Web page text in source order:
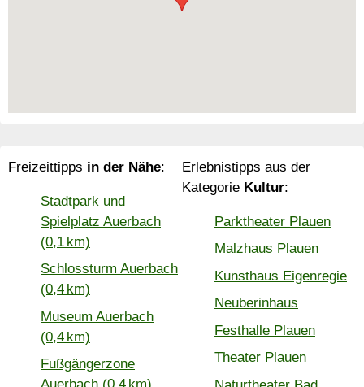
Freizeittipps in der Nähe:
Stadtpark und
Spielplatz Auerbach
(0,1 km)
Schlossturm Auerbach
(0,4 km)
Museum Auerbach
(0,4 km)
Fußgängerzone
Erlebnistipps aus der
Kategorie Kultur:
Parktheater Plauen
Malzhaus Plauen
Kunsthaus Eigenregie
Neuberinhaus
Festhalle Plauen
Theater Plauen